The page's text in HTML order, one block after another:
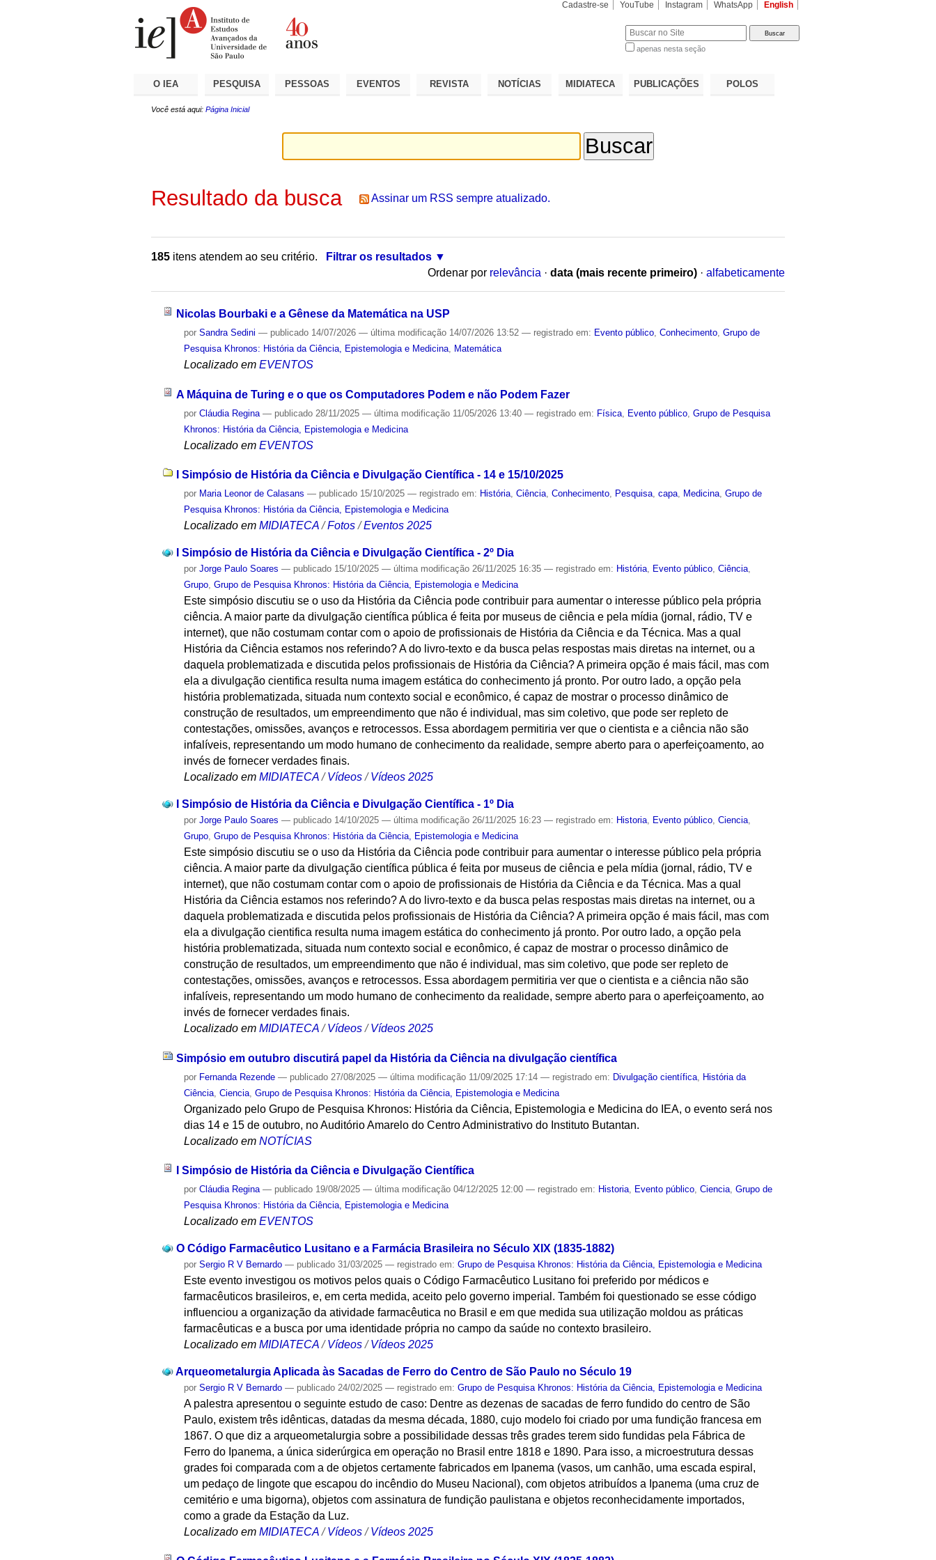
Cadastre-se YouTube Instagram WhatsApp English
apenas nesta seção
O IEA PESQUISA PESSOAS EVENTOS REVISTA NOTÍCIAS MIDIATECA PUBLICAÇÕES POLOS
Você está aqui: Página Inicial
Resultado da busca Assinar um RSS sempre atualizado.
185 itens atendem ao seu critério.
Filtrar os resultados
Ordenar por relevância · data (mais recente primeiro) · alfabeticamente
Nicolas Bourbaki e a Gênese da Matemática na USP
porSandra Sedini — publicado 14/07/2026— última modificação 14/07/2026 13:52— registrado em: Evento público ,Conhecimento ,Grupo de
Pesquisa Khronos: História da Ciência, Epistemologia e Medicina
Matemática
Localizado em EVENTOS
A Máquina de Turing e o que os Computadores Podem e não Podem Fazer
porCláudia Regina — publicado 28/11/2025— última modificação 11/05/2026 13:40— registrado em: Física Evento público ,Grupo de Pesquisa
Khronos: História da Ciência, Epistemologia e Medicina
Localizado em EVENTOS
I Simpósio de História da Ciência e Divulgação Científica - 14 e 15/10/2025
por Maria Leonor de Calasans — publicado 15/10/2025— registrado em: História,Ciência,Conhecimento, Pesquisa,capa, Medicina,Grupo de
Pesquisa Khronos: História da Ciência, Epistemologia e Medicina
Localizado em MIDIATECA /Fotos /Eventos 2025
I Simpósio de História da Ciência e Divulgação Científica - 2º Dia
porJorge Paulo Soares — publicado 15/10/2025— última modificação 26/11/2025 16:35— registrado em: História, Evento público,Ciência,
Grupo,Grupo de Pesquisa Khronos: História da Ciência, Epistemologia e Medicina
Este simpósio discutiu se o uso da História da Ciência pode contribuir para aumentar o interesse público pela própria
ciência. A maior parte da divulgação científica pública é feita por museus de ciência e pela mídia (jornal, rádio, TV e
internet), que não costumam contar com o apoio de profissionais de História da Ciência e da Técnica. Mas a qual
História da Ciência estamos nos referindo? A do livro-texto e da busca pelas respostas mais diretas na internet, ou a
daquela problematizada e discutida pelos profissionais de História da Ciência? A primeira opção é mais fácil, mas com
ela a divulgação cientifica resulta numa imagem estática do conhecimento já pronto. Por outro lado, a opção pela
história problematizada, situada num contexto social e econômico, é capaz de mostrar o processo dinâmico de
construção de resultados, um empreendimento que não é individual, mas sim coletivo, que pode ser repleto de
contestações, omissões, avanços e retrocessos. Essa abordagem permitiria ver que o cientista e a ciência não são
infalíveis, representando um modo humano de conhecimento da realidade, sempre aberto para o aperfeiçoamento, ao
invés de fornecer verdades finais.
Localizado em MIDIATECA /Vídeos /Vídeos 2025
I Simpósio de História da Ciência e Divulgação Científica - 1º Dia
porJorge Paulo Soares — publicado 14/10/2025— última modificação 26/11/2025 16:23— registrado em: Historia Evento público ,Ciencia
Grupo ,Grupo de Pesquisa Khronos: História da Ciência, Epistemologia e Medicina
Este simpósio discutiu se o uso da História da Ciência pode contribuir para aumentar o interesse público pela própria
ciência. A maior parte da divulgação científica pública é feita por museus de ciência e pela mídia (jornal, rádio, TV e
internet), que não costumam contar com o apoio de profissionais de História da Ciência e da Técnica. Mas a qual
História da Ciência estamos nos referindo? A do livro-texto e da busca pelas respostas mais diretas na internet, ou a
daquela problematizada e discutida pelos profissionais de História da Ciência? A primeira opção é mais fácil, mas com
ela a divulgação cientifica resulta numa imagem estática do conhecimento já pronto. Por outro lado, a opção pela
história problematizada, situada num contexto social e econômico, é capaz de mostrar o processo dinâmico de
construção de resultados, um empreendimento que não é individual, mas sim coletivo, que pode ser repleto de
contestações, omissões, avanços e retrocessos. Essa abordagem permitiria ver que o cientista e a ciência não são
infalíveis, representando um modo humano de conhecimento da realidade, sempre aberto para o aperfeiçoamento, ao
invés de fornecer verdades finais.
Localizado em MIDIATECA /Vídeos /Vídeos 2025
Simpósio em outubro discutirá papel da História da Ciência na divulgação científica
por Fernanda Rezende — publicado 27/08/2025— última modificação 11/09/2025 17:14— registrado em: Divulgação científica História da
Ciência ,Ciencia ,Grupo de Pesquisa Khronos: História da Ciência, Epistemologia e Medicina
Organizado pelo Grupo de Pesquisa Khronos: História da Ciência, Epistemologia e Medicina do IEA, o evento será nos
dias 14 e 15 de outubro, no Auditório Amarelo do Centro Administrativo do Instituto Butantan.
Localizado em NOTÍCIAS
I Simpósio de História da Ciência e Divulgação Científica
porCláudia Regina — publicado 19/08/2025— última modificação 04/12/2025 12:00— registrado em: Historia, Evento público,Ciencia,Grupo de
Pesquisa Khronos: História da Ciência, Epistemologia e Medicina
Localizado em EVENTOS
O Código Farmacêutico Lusitano e a Farmácia Brasileira no Século XIX (1835-1882)
porSergio R V Bernardo — publicado 31/03/2025— registrado em:Grupo de Pesquisa Khronos: História da Ciência, Epistemologia e Medicina
Este evento investigou os motivos pelos quais o Código Farmacêutico Lusitano foi preferido por médicos e
farmacêuticos brasileiros, e, em certa medida, aceito pelo governo imperial. Também foi questionado se esse código
influenciou a organização da atividade farmacêutica no Brasil e em que medida sua utilização moldou as práticas
farmacêuticas e a busca por uma identidade própria no campo da saúde no contexto brasileiro.
Localizado em MIDIATECA /Vídeos /Vídeos 2025
Arqueometalurgia Aplicada às Sacadas de Ferro do Centro de São Paulo no Século 19
porSergio R V Bernardo — publicado 24/02/2025— registrado em:Grupo de Pesquisa Khronos: História da Ciência, Epistemologia e Medicina
A palestra apresentou o seguinte estudo de caso: Dentre as dezenas de sacadas de ferro fundido do centro de São
Paulo, existem três idênticas, datadas da mesma década, 1880, cujo modelo foi criado por uma fundição francesa em
1867. O que diz a arqueometalurgia sobre a possibilidade dessas três grades terem sido fundidas pela Fábrica de
Ferro do Ipanema, a única siderúrgica em operação no Brasil entre 1818 e 1890. Para isso, a microestrutura dessas
grades foi comparada com a de objetos certamente fabricados em Ipanema (vasos, um canhão, uma escada espiral,
um pedaço de lingote que escapou do incêndio do Museu Nacional), com objetos atribuídos a Ipanema (uma cruz de
cemitério e uma bigorna), objetos com assinatura de fundição paulistana e objetos reconhecidamente importados,
como a grade da Estação da Luz.
Localizado em MIDIATECA /Vídeos /Vídeos 2025